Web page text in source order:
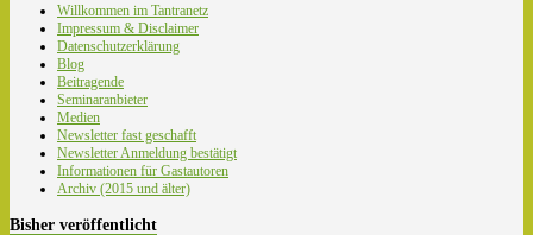
Willkommen im Tantranetz
Impressum & Disclaimer
Datenschutzerklärung
Blog
Beitragende
Seminaranbieter
Medien
Newsletter fast geschafft
Newsletter Anmeldung bestätigt
Informationen für Gastautoren
Archiv (2015 und älter)
Bisher veröffentlicht